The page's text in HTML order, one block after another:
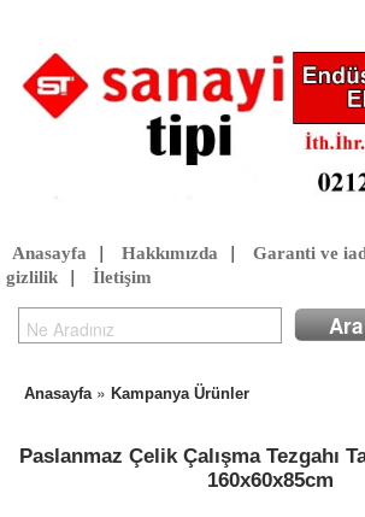
Anasayfa Hakkımızda Garanti ve
gizlilik
İletişim
Anasayfa» Kampanya Ürünler
Paslanmaz Çelik Çalışma Tezgahı
160x60x85cm